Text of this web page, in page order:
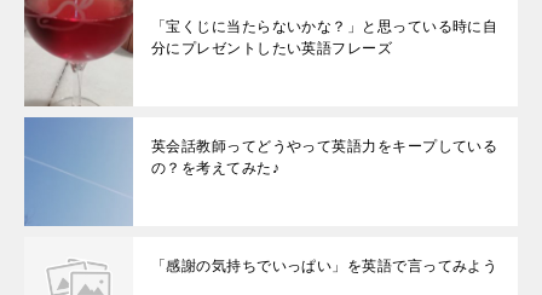
「宝くじに当たらないかな？」と思っている時に自
分にプレゼントしたい英語フレーズ
英会話教師ってどうやって英語力をキープしている
の？を考えてみた♪
「感謝の気持ちでいっぱい」を英語で言ってみよう